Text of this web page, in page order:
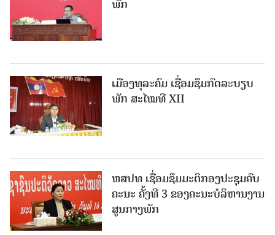
ພັກ
ເມືອງທຸລະຄົມ ເຊື່ອມຊຶມກົດລະບຽບ
ພັກ ສະໄໝທີ XII
ຫສປທ ເຊື່ອມຊຶມມະຕິກອງປະຊຸມຄົບ
ຄະນະ ຄັ້ງທີ 3 ຂອງຄະນະບໍລິຫານງານ
ສູນກາງພັກ